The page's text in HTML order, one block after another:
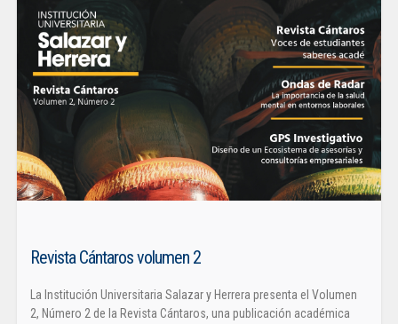
Revista Cántaros volumen 2
La Institución Universitaria Salazar y Herrera presenta el Volumen
2, Número 2 de la Revista Cántaros, una publicación académica